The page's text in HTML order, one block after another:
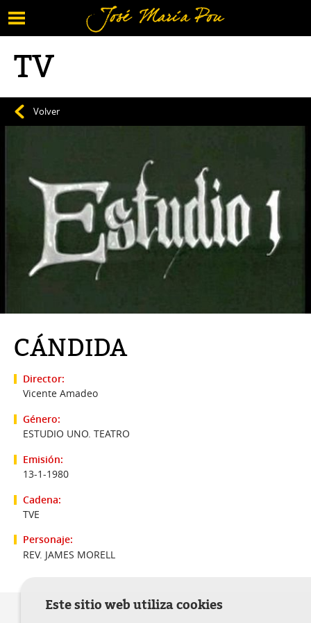
Vuelve al contenido
TV
Volver
CÁNDIDA
Director:
Vicente Amadeo
Género:
ESTUDIO UNO. TEATRO
Emisión:
13-1-1980
Cadena:
TVE
Personaje:
REV. JAMES MORELL
Este sitio web utiliza cookies